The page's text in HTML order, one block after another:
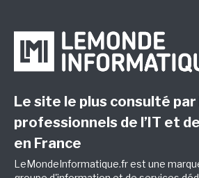
Le site le plus consulté par
professionnels de l’IT et
en France
LeMondeInformatique.fr est une